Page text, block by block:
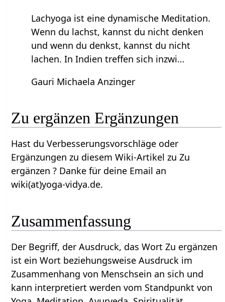
Lachyoga ist eine dynamische Meditation.
Wenn du lachst, kannst du nicht denken
und wenn du denkst, kannst du nicht
lachen. In Indien treffen sich inzwi…
Gauri Michaela Anzinger
Zu ergänzen Ergänzungen
Hast du Verbesserungsvorschläge oder
Ergänzungen zu diesem Wiki-Artikel zu Zu
ergänzen ? Danke für deine Email an
wiki(at)yoga-vidya.de.
Zusammenfassung
Der Begriff, der Ausdruck, das Wort Zu ergänzen
ist ein Wort beziehungsweise Ausdruck im
Zusammenhang von Menschsein an sich und
kann interpretiert werden vom Standpunkt von